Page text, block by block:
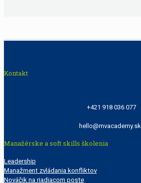
Kontakt
+421 918 036 077
hello@mvacademy.sk
Manažérske a soft skills školenia
Leadership
Manažment zvládania konfliktov
Nováčik na riadiacom poste